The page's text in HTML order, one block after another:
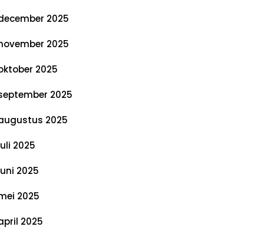
2025
2025
2025
2025
2025
2025
2025
2025
2025